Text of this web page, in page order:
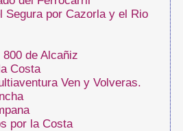
Segura por Cazorla y el Rio
de Alcañiz
Costa
Ven y Volveras.
por la Costa